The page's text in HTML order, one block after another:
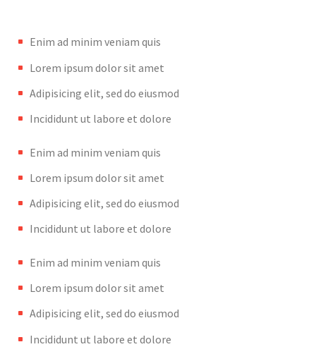
Enim ad minim veniam quis
Lorem ipsum dolor sit amet
Adipisicing elit, sed do eiusmod
Incididunt ut labore et dolore
Enim ad minim veniam quis
Lorem ipsum dolor sit amet
Adipisicing elit, sed do eiusmod
Incididunt ut labore et dolore
Enim ad minim veniam quis
Lorem ipsum dolor sit amet
Adipisicing elit, sed do eiusmod
Incididunt ut labore et dolore